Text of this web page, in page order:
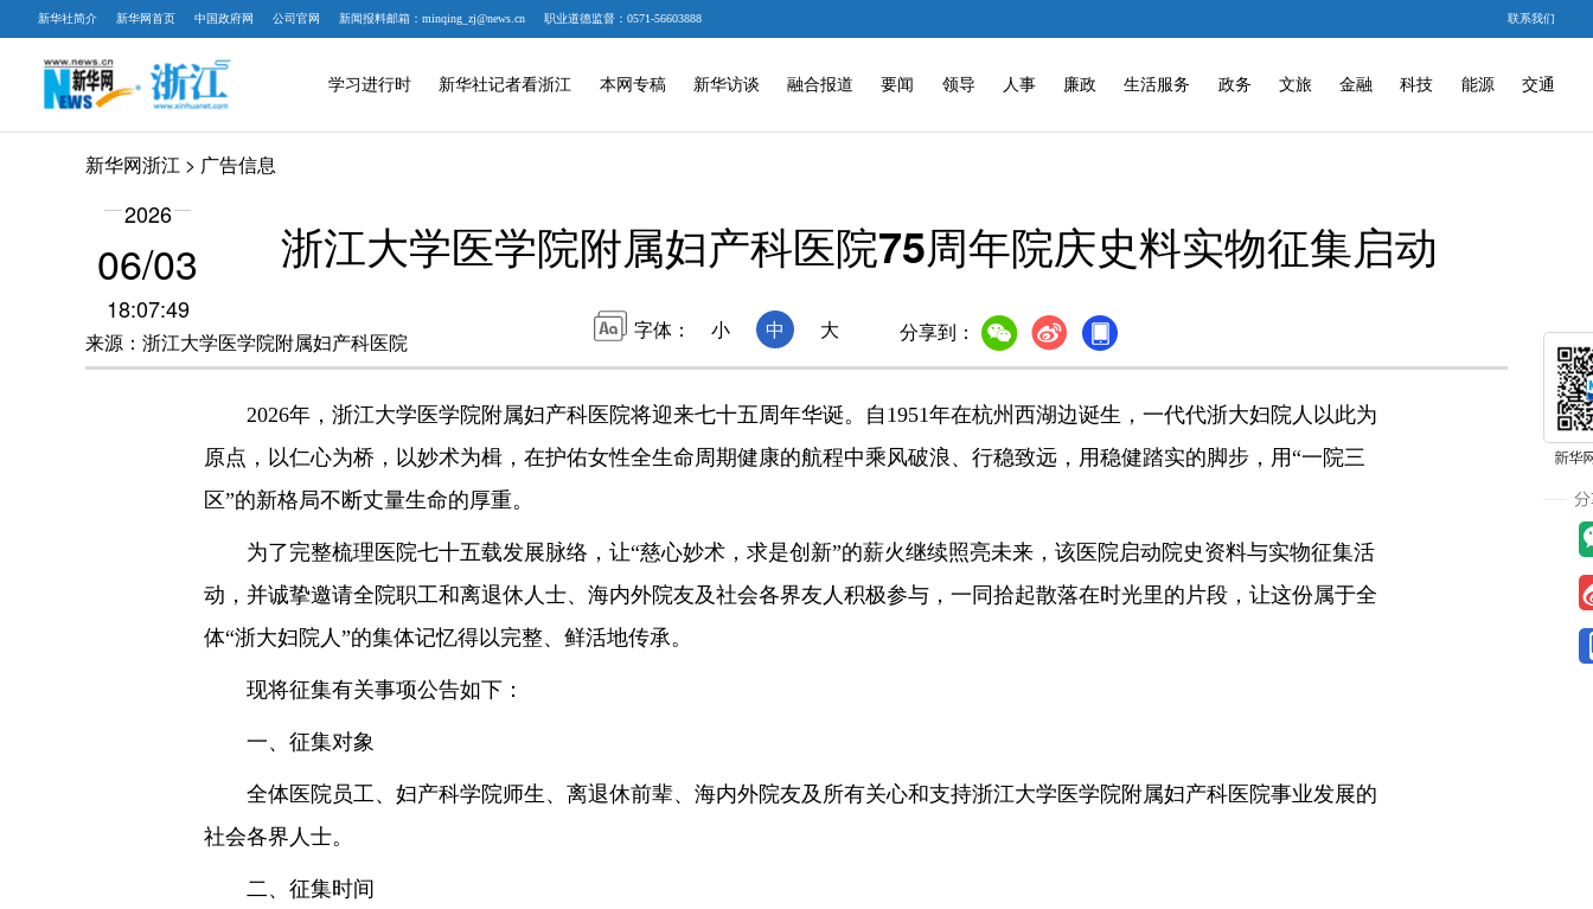
新华社简介 新华网首页 中国政府网 公司官网 新闻报料邮箱：minqing_zj@news.cn 职业道德监督：0571-56603888 联系我们
学习进行时 新华社记者看浙江 本网专稿 新华访谈 融合报道 要闻 领导 人事 廉政 生活服务 政务 文旅 金融 科技 能源 交通
新华网浙江 > 广告信息
2026
06/03
18:07:49
来源：浙江大学医学院附属妇产科医院
浙江大学医学院附属妇产科医院75周年院庆史料实物征集启动
字体： 小 中 大 分享到：
2026年，浙江大学医学院附属妇产科医院将迎来七十五周年华诞。自1951年在杭州西湖边诞生，一代代浙大妇院人以此为
原点，以仁心为桥，以妙术为楫，在护佑女性全生命周期健康的航程中乘风破浪、行稳致远，用稳健踏实的脚步，用“一院三
区”的新格局不断丈量生命的厚重。
为了完整梳理医院七十五载发展脉络，让“慈心妙术，求是创新”的薪火继续照亮未来，该医院启动院史资料与实物征集活
动，并诚挚邀请全院职工和离退休人士、海内外院友及社会各界友人积极参与，一同拾起散落在时光里的片段，让这份属于全
体“浙大妇院人”的集体记忆得以完整、鲜活地传承。
现将征集有关事项公告如下：
一、征集对象
全体医院员工、妇产科学院师生、离退休前辈、海内外院友及所有关心和支持浙江大学医学院附属妇产科医院事业发展的
社会各界人士。
二、征集时间